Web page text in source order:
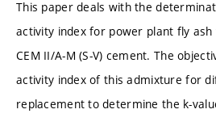
This paper deals with the
activity index for power plant fly ash
CEM II/A-M (S-V) cement. The
activity index of this admixture for
replacement to determine the k-